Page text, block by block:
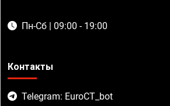
Пн-Сб | 09:00 - 19:00
Контакты
Telegram: EuroCT_bot